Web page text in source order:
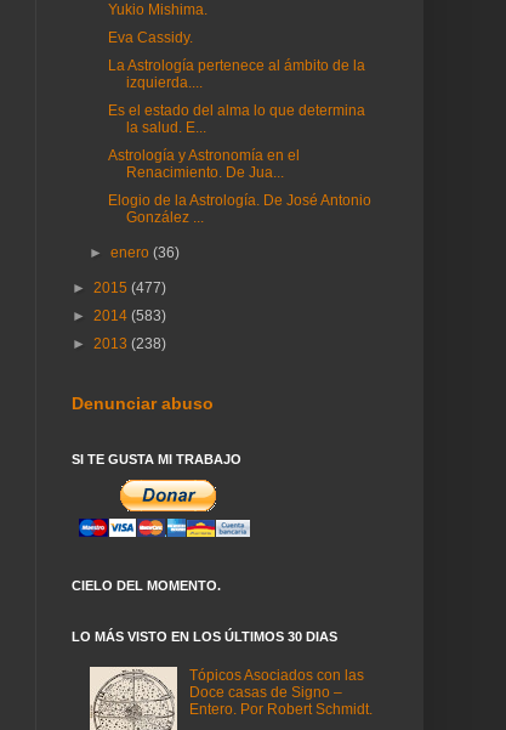
Yukio Mishima.
Eva Cassidy.
La Astrología pertenece al ámbito de la
izquierda....
Es el estado del alma lo que determina
la salud. E...
Astrología y Astronomía en el
Renacimiento. De Jua...
Elogio de la Astrología. De José Antonio
González ...
►enero(36)
► 2015 (477)
► 2014 (583)
► 2013 (238)
Denunciar abuso
SI TE GUSTA MI TRABAJO
CIELO DEL MOMENTO.
LO MÁS VISTO EN LOS ÚLTIMOS 30 DIAS
Tópicos Asociados con las
Doce casas de Signo –
Entero. Por Robert Schmidt.